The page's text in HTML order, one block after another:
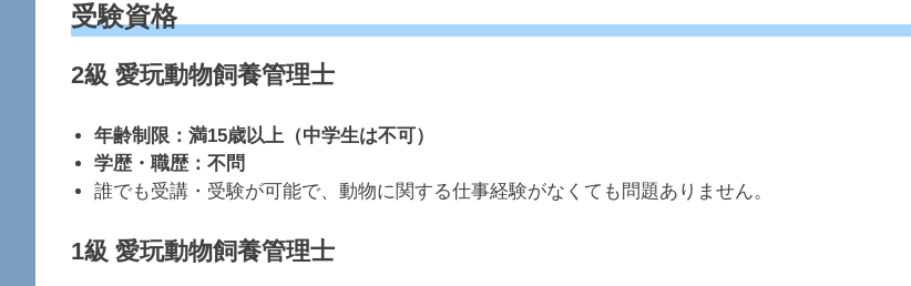
受験資格
2級 愛玩動物飼養管理士
年齢制限：満15歳以上（中学生は不可）
学歴・職歴：不問
誰でも受講・受験が可能で、動物に関する仕事経験がなくても問題ありません。
1級 愛玩動物飼養管理士